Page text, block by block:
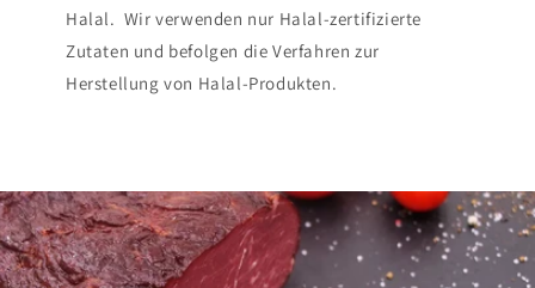
Halal. Wir verwenden nur Halal-zertifizierte
Zutaten und befolgen die Verfahren zur
Herstellung von Halal-Produkten.